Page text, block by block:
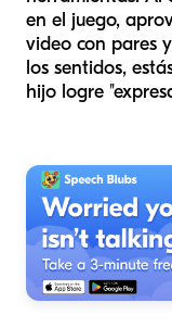
en el juego,
video con pares
los sentidos,
hijo logre